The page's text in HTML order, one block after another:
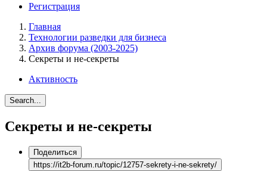
Регистрация
Главная
Технологии разведки для бизнеса
Архив форума (2003-2025)
Секреты и не-секреты
Активность
Search...
Секреты и не-секреты
Поделиться
https://it2b-forum.ru/topic/12757-sekrety-i-ne-sekrety/